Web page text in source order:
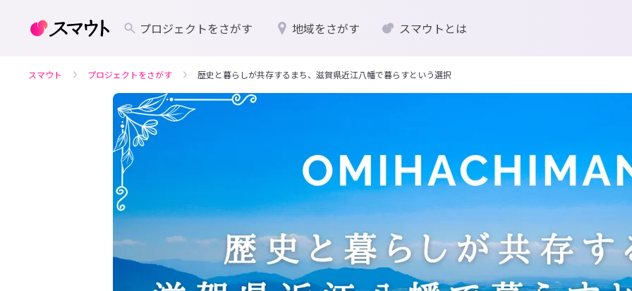
プロジェクトをさがす 地域をさがす スマウトとは
スマウト プロジェクトをさがす 歴史と暮らしが共存するまち、滋賀県近江八幡で暮らすという選択